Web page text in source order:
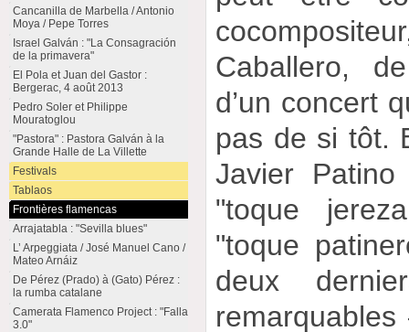
Caballero,
d’un concert
pas de si tôt.
Javier
"toque
"toque
deux
Cancanilla de Marbella / Antonio
Moya / Pepe Torres
Israel Galván : "La Consagración
de la primavera"
El Pola et Juan del Gastor :
Bergerac, 4 août 2013
Pedro Soler et Philippe
Mouratoglou
"Pastora" : Pastora Galván à la
Grande Halle de La Villette
Festivals
Tablaos
Frontières flamencas
Arrajatabla : "Sevilla blues"
L’ Arpeggiata / José Manuel Cano /
Mateo Arnáiz
De Pérez (Prado) à (Gato) Pérez :
la rumba catalane
Camerata Flamenco Project : "Falla
3.0"